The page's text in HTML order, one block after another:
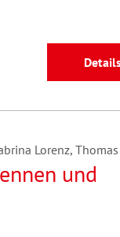
Lorenz,
und